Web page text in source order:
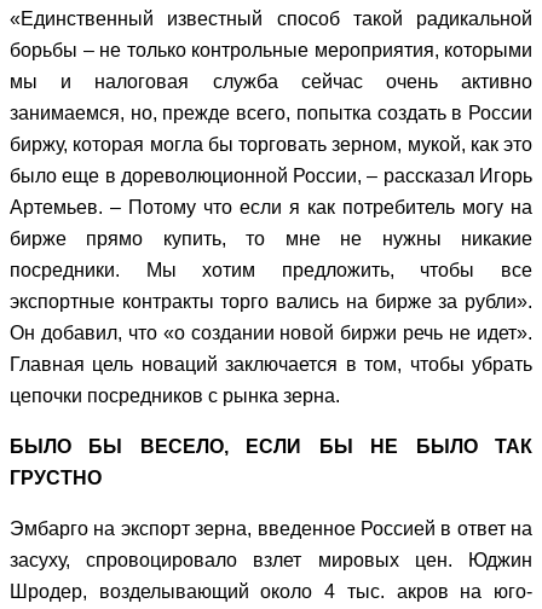
«Единственный известный способ такой радикальной
борьбы – не только контрольные мероприятия, которыми
мы и налоговая служба сейчас очень активно
занимаемся, но, прежде всего, попытка создать в России
биржу, которая могла бы торговать зерном, мукой, как это
было еще в дореволюционной России, – рассказал Игорь
Артемьев. – Потому что если я как потребитель могу на
бирже прямо купить, то мне не нужны никакие
посредники. Мы хотим предложить, чтобы все
экспортные контракты торго вались на бирже за рубли».
Он добавил, что «о создании новой биржи речь не идет».
Главная цель новаций заключается в том, чтобы убрать
цепочки посредников с рынка зерна.
БЫЛО БЫ ВЕСЕЛО, ЕСЛИ БЫ НЕ БЫЛО ТАК
ГРУСТНО
Эмбарго на экспорт зерна, введенное Россией в ответ на
засуху, спровоцировало взлет мировых цен. Юджин
Шродер, возделывающий около 4 тыс. акров на юго-